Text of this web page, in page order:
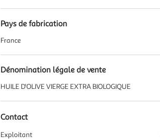
Pays de fabrication
France
Dénomination légale de vente
HUILE D'OLIVE VIERGE EXTRA BIOLOGIQUE
Contact
Exploitant